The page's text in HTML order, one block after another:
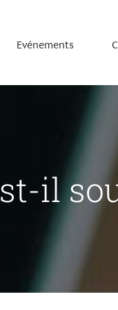
Evénements
il